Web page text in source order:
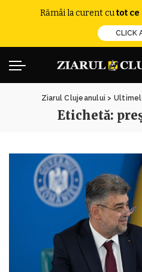
Rămâi la curent cutot
CLICK
Ziarul Clujeanului >
Etichetă: